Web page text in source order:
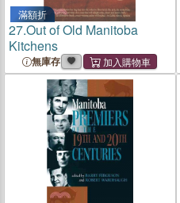
滿額折
27.Out of Old Manitoba
Kitchens
無庫存